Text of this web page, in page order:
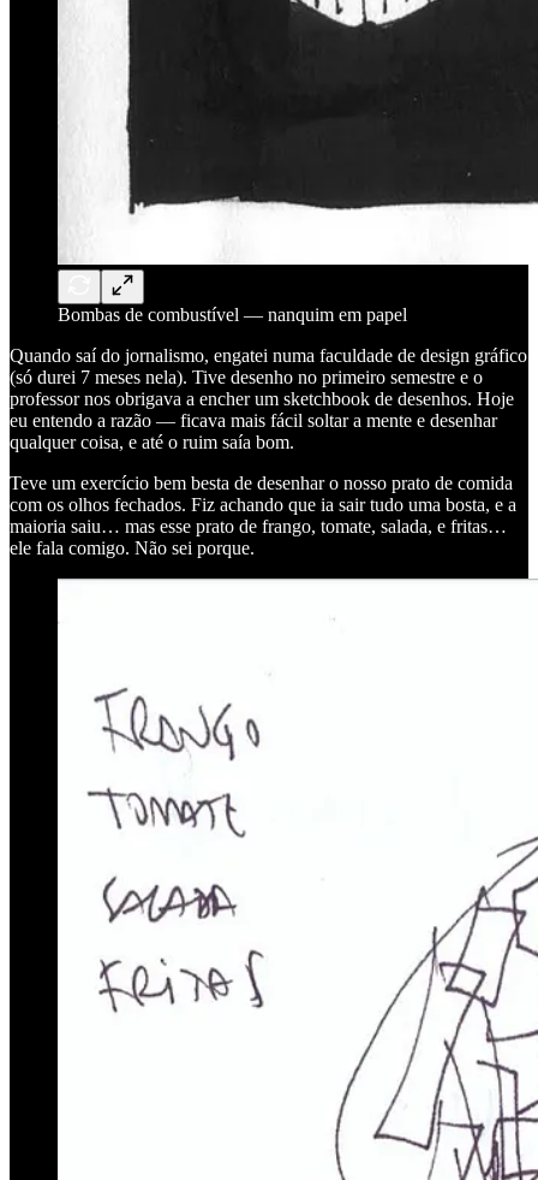
Bombas de combustível — nanquim em papel
Quando saí do jornalismo, engatei numa faculdade de design gráfico
(só durei 7 meses nela). Tive desenho no primeiro semestre e o
professor nos obrigava a encher um sketchbook de desenhos. Hoje
eu entendo a razão — ficava mais fácil soltar a mente e desenhar
qualquer coisa, e até o ruim saía bom.
Teve um exercício bem besta de desenhar o nosso prato de comida
com os olhos fechados. Fiz achando que ia sair tudo uma bosta, e a
maioria saiu… mas esse prato de frango, tomate, salada, e fritas…
ele fala comigo. Não sei porque.